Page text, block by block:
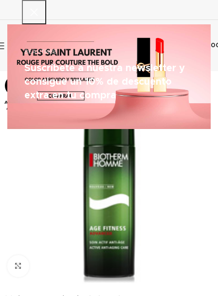
BEAUTRIBE
Suscríbete a nuestra newsletter y
consigue un 10% de descuento
extra en tu compra
AGOT
ADO